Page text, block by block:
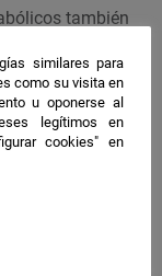
también
el
a una tasa
situaciones no
que
en
similares para
como su visita en
u oponerse al
legítimos en
cookies" en